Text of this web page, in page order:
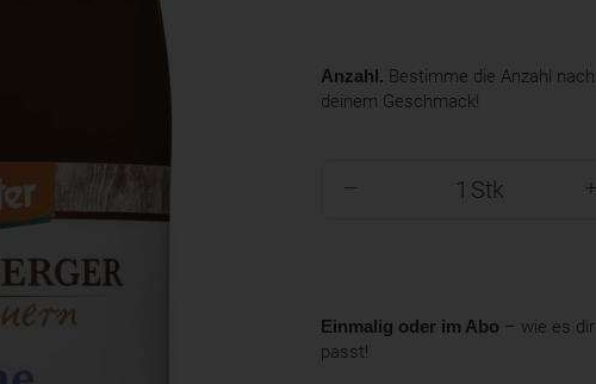
Anzahl. Bestimme die Anzahl nach
deinem Geschmack!
Stk
Einmalig oder im Abo – wie es dir
passt!